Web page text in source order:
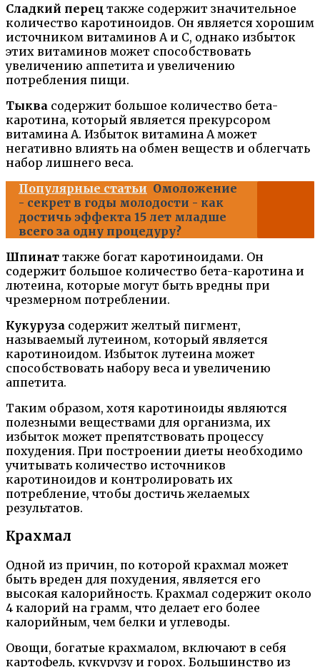
Сладкий перец также содержит значительное
количество каротиноидов. Он является хорошим
источником витаминов A и C, однако избыток
этих витаминов может способствовать
увеличению аппетита и увеличению
потребления пищи.
Тыква содержит большое количество бета-
каротина, который является прекурсором
витамина A. Избыток витамина A может
негативно влиять на обмен веществ и облегчать
набор лишнего веса.
Популярные статьи Омоложение
- секрет в годы молодости - как
достичь эффекта 15 лет младше
всего за одну процедуру?
Шпинат также богат каротиноидами. Он
содержит большое количество бета-каротина и
лютеина, которые могут быть вредны при
чрезмерном потреблении.
Кукуруза содержит желтый пигмент,
называемый лутеином, который является
каротиноидом. Избыток лутеина может
способствовать набору веса и увеличению
аппетита.
Таким образом, хотя каротиноиды являются
полезными веществами для организма, их
избыток может препятствовать процессу
похудения. При построении диеты необходимо
учитывать количество источников
каротиноидов и контролировать их
потребление, чтобы достичь желаемых
результатов.
Крахмал
Одной из причин, по которой крахмал может
быть вреден для похудения, является его
высокая калорийность. Крахмал содержит около
4 калорий на грамм, что делает его более
калорийным, чем белки и углеводы.
Овощи, богатые крахмалом, включают в себя
картофель, кукурузу и горох. Большинство из